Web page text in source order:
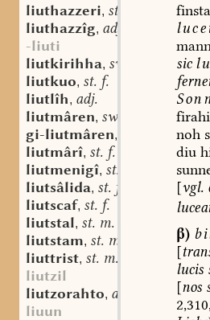
liuthazzeri, st. m.
liuthazzîg, adj.
-liuti
liutkirihha, sw. f.
liutkuo, st. f.
liutlîh, adj.
liutmâren, sw. v.
gi-liutmâren,
liutmârî, st. f.
liutmenigî, st. f.
liutsâlida, st. f.
liutscaf, st. f.
liutstal, st. m.
liutstam, st. m.
liuttrist, st. m. n.
liutzil
liutzorahto, adv.
liuun
sic
noh
diu
[vgl.
β)
[
lucis
[nos